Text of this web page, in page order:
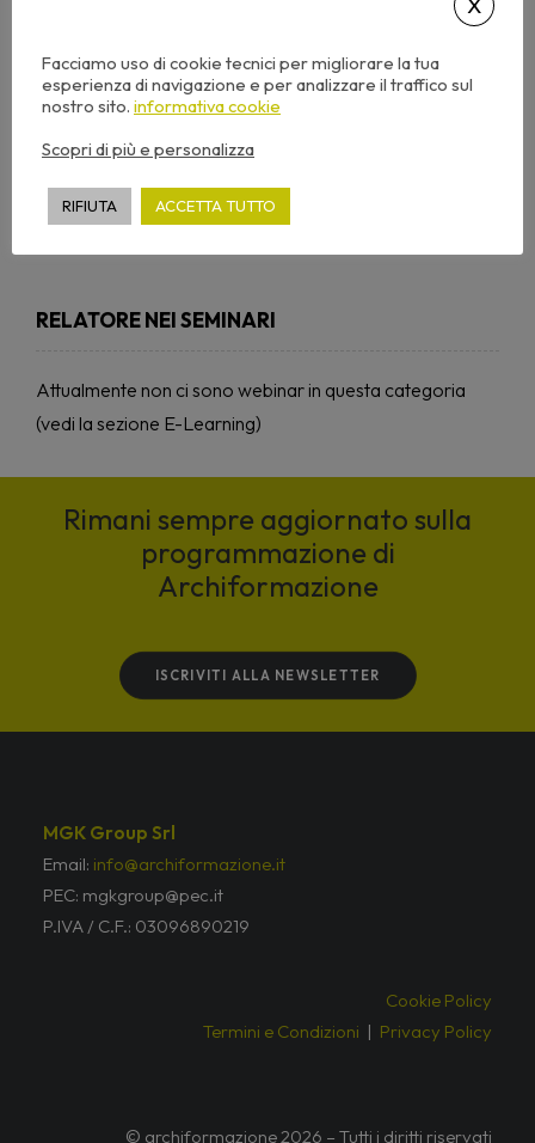
serramenti
RELATORE NEI SEMINARI
Attualmente non ci sono webinar in questa categoria
(vedi la sezione E-Learning)
Rimani sempre aggiornato sulla
programmazione di
Archiformazione
ISCRIVITI ALLA NEWSLETTER
MGK Group Srl
Email: info@archiformazione.it
PEC: mgkgroup@pec.it
P.IVA / C.F.: 03096890219
Cookie Policy
Termini e Condizioni | Privacy Policy
© archiformazione 2026 – Tutti i diritti riservati
Facciamo uso di cookie tecnici per migliorare la tua
esperienza di navigazione e per analizzare il traffico sul
nostro sito. informativa cookie
Scopri di più e personalizza
RIFIUTA ACCETTA TUTTO